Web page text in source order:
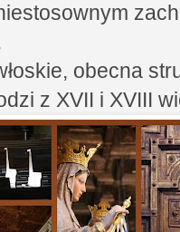
obecna
z XVII i XVIII